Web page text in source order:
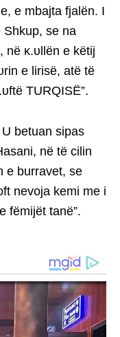
e mbajta fjalën. I
Shkup, se na
në κ.υllën e këtij
e lirisë, atë të
TURQISË”.
betuan sipas
në të cilin
e burravet, se
nevoja kemi me i
fëmijët tanë”.